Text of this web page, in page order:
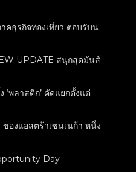
คธุรกิจท่องเที่ยว ตอบรับน
UPDATE สนุกสุดมันส์
พลาสติก’ คัดแยกตั้งแต่
องแอสตร้าเซนเนก้า หนึ่ง
Day